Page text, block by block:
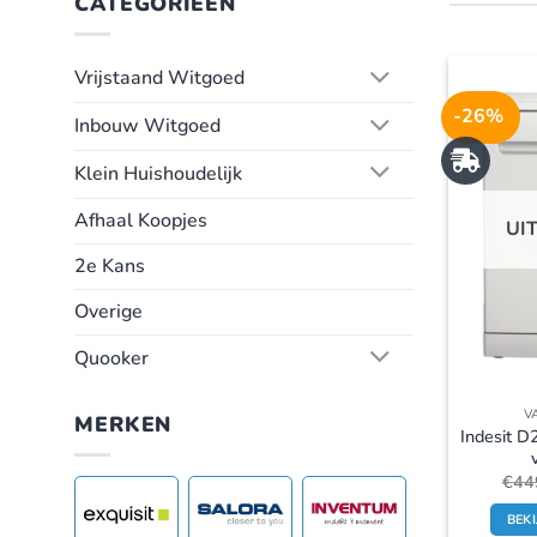
Vrijstaand Witgoed
Inbouw Witgoed
Klein Huishoudelijk
Afhaal Koopjes
2e Kans
Overige
Quooker
MERKEN
-26%
Indesit
€